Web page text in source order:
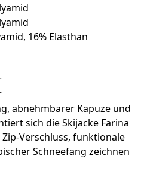
16% Elasthan
abnehmbarer Kapuze und
sich die Skijacke Farina
Verschluss, funktionale
Schneefang zeichnen